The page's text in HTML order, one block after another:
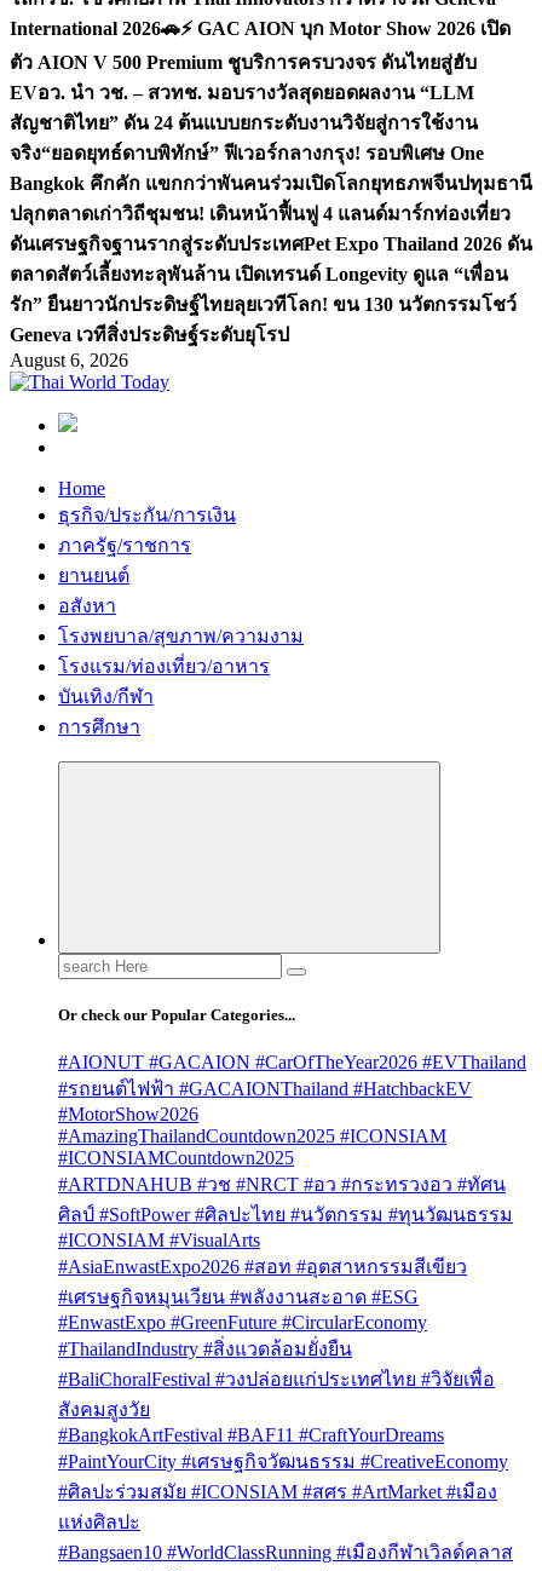
International 2026🚗⚡️ GAC AION บุก Motor Show 2026 เปิด
ตัว AION V 500 Premium ชูบริการครบวงจร ดันไทยสู่ฮับ
EVอว. นำ วช. – สวทช. มอบรางวัลสุดยอดผลงาน “LLM
สัญชาติไทย” ดัน 24 ต้นแบบยกระดับงานวิจัยสู่การใช้งาน
จริง“ยอดยุทธ์ดาบพิทักษ์” ฟีเวอร์กลางกรุง! รอบพิเศษ One
Bangkok คึกคัก แขกกว่าพันคนร่วมเปิดโลกยุทธภพจีนปทุมธานี
ปลุกตลาดเก่าวิถีชุมชน! เดินหน้าฟื้นฟู 4 แลนด์มาร์กท่องเที่ยว
ดันเศรษฐกิจฐานรากสู่ระดับประเทศPet Expo Thailand 2026 ดัน
ตลาดสัตว์เลี้ยงทะลุพันล้าน เปิดเทรนด์ Longevity ดูแล “เพื่อน
รัก” ยืนยาวนักประดิษฐ์ไทยลุยเวทีโลก! ขน 130 นวัตกรรมโชว์
Geneva เวทีสิ่งประดิษฐ์ระดับยุโรป
August 6, 2026
Home
ธุรกิจ/ประกัน/การเงิน
ภาครัฐ/ราชการ
ยานยนต์
อสังหา
โรงพยบาล/สุขภาพ/ความงาม
โรงแรม/ท่องเที่ยว/อาหาร
บันเทิง/กีฬา
การศึกษา
Search
for:
Or check our Popular Categories...
#AIONUT #GACAION #CarOfTheYear2026 #EVThailand
#รถยนต์ไฟฟ้า #GACAIONThailand #HatchbackEV
#MotorShow2026
#AmazingThailandCountdown2025 #ICONSIAM
#ICONSIAMCountdown2025
#ARTDNAHUB #วช #NRCT #อว #กระทรวงอว #ทัศน
ศิลป์ #SoftPower #ศิลปะไทย #นวัตกรรม #ทุนวัฒนธรรม
#ICONSIAM #VisualArts
#AsiaEnwastExpo2026 #สอท #อุตสาหกรรมสีเขียว
#เศรษฐกิจหมุนเวียน #พลังงานสะอาด #ESG
#EnwastExpo #GreenFuture #CircularEconomy
#ThailandIndustry #สิ่งแวดล้อมยั่งยืน
#BaliChoralFestival #วงปล่อยแก่ประเทศไทย #วิจัยเพื่อ
สังคมสูงวัย
#BangkokArtFestival #BAF11 #CraftYourDreams
#PaintYourCity #เศรษฐกิจวัฒนธรรม #CreativeEconomy
#ศิลปะร่วมสมัย #ICONSIAM #สศร #ArtMarket #เมือง
แห่งศิลปะ
#Bangsaen10 #WorldClassRunning #เมืองกีฬาเวิลด์คลาส